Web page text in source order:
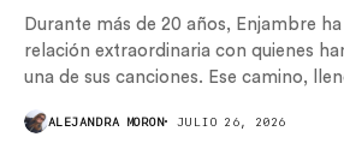
Durante más de 20 años, Enjambre
relación extraordinaria con quienes
una de sus canciones. Ese camino,
ALEJANDRA MORON JULIO 26, 2026